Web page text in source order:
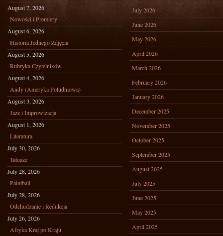
August 7, 2026
Nowości i Premiery
August 6, 2026
Historia Jednego Zdjęcia
August 5, 2026
Rubryka Czytelników
August 4, 2026
Andy (Ameryka Południowa)
August 3, 2026
Jazz i Improwizacja
August 1, 2026
Literatura
July 30, 2026
Tatuaże
July 28, 2026
Paintball
July 28, 2026
Odchudzanie i Redukcja
July 26, 2026
Afryka Kraj po Kraju
July 2026
June 2026
May 2026
April 2026
March 2026
February 2026
January 2026
December 2025
November 2025
October 2025
September 2025
August 2025
July 2025
June 2025
May 2025
April 2025